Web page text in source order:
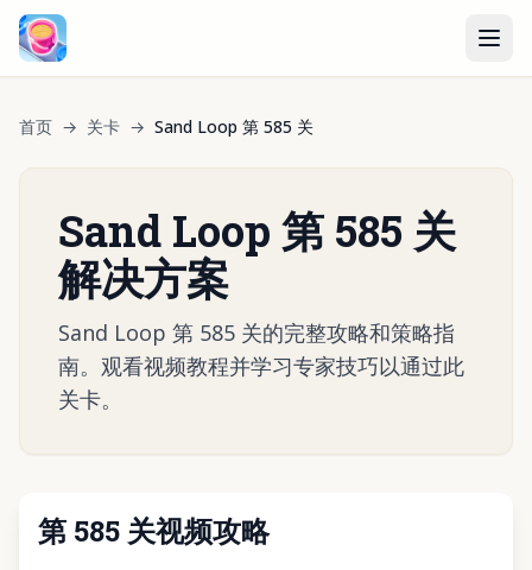
首页 → 关卡 → Sand Loop 第 585 关
Sand Loop 第 585 关
解决方案
Sand Loop 第 585 关的完整攻略和策略指
南。观看视频教程并学习专家技巧以通过此
关卡。
第 585 关视频攻略
点击播放视频